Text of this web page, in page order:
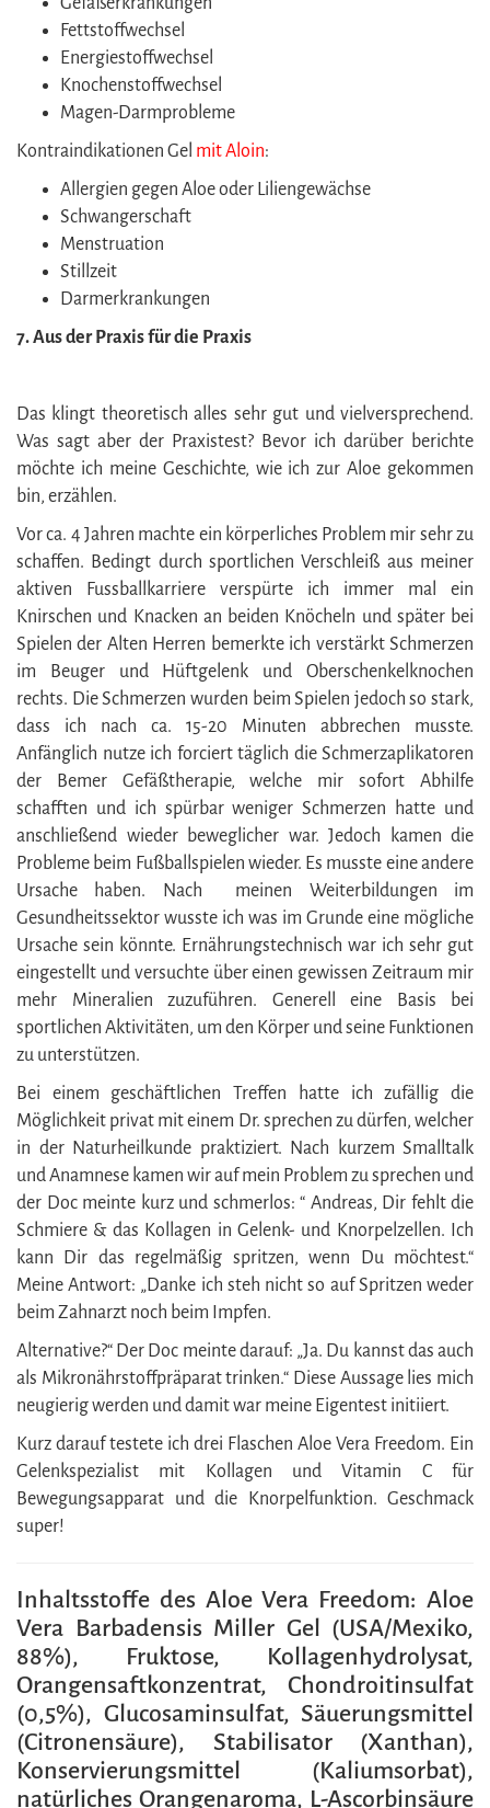
Fettstoffwechsel
Energiestoffwechsel
Knochenstoffwechsel
Magen-Darmprobleme
Kontraindikationen Gel mitAloin:
Allergien gegen Aloe oder Liliengewächse
Schwangerschaft
Menstruation
Stillzeit
Darmerkrankungen
7. Aus der Praxis für die Praxis
Das klingt theoretisch alles sehr gut und vielversprechend.
Was sagt aber der Praxistest? Bevor ich darüber berichte
möchte ich meine Geschichte, wie ich zur Aloe gekommen
bin, erzählen.
Vor ca. 4 Jahren machte ein körperliches Problem mir sehr zu
schaffen. Bedingt durch sportlichen Verschleiß aus meiner
aktiven Fussballkarriere verspürte ich immer mal ein
Knirschen und Knacken an beiden Knöcheln und später bei
Spielen der Alten Herren bemerkte ich verstärkt Schmerzen
im Beuger und Hüftgelenk und Oberschenkelknochen
rechts. Die Schmerzen wurden beim Spielen jedoch so stark,
dass ich nach ca. 15-20 Minuten abbrechen musste.
Anfänglich nutze ich forciert täglich die Schmerzaplikatoren
der Bemer Gefäßtherapie, welche mir sofort Abhilfe
schafften und ich spürbar weniger Schmerzen hatte und
anschließend wieder beweglicher war. Jedoch kamen die
Probleme beim Fußballspielen wieder. Es musste eine andere
Ursache haben. Nach meinen Weiterbildungen im
Gesundheitssektor wusste ich was im Grunde eine mögliche
Ursache sein könnte. Ernährungstechnisch war ich sehr gut
eingestellt und versuchte über einen gewissen Zeitraum mir
mehr Mineralien zuzuführen. Generell eine Basis bei
sportlichen Aktivitäten, um den Körper und seine Funktionen
zu unterstützen.
Bei einem geschäftlichen Treffen hatte ich zufällig die
Möglichkeit privat mit einem Dr. sprechen zu dürfen, welcher
in der Naturheilkunde praktiziert. Nach kurzem Smalltalk
und Anamnese kamen wir auf mein Problem zu sprechen und
der Doc meinte kurz und schmerlos: “ Andreas, Dir fehlt die
Schmiere & das Kollagen in Gelenk- und Knorpelzellen. Ich
kann Dir das regelmäßig spritzen, wenn Du möchtest.“
Meine Antwort: „Danke ich steh nicht so auf Spritzen weder
beim Zahnarzt noch beim Impfen.
Alternative?“ Der Doc meinte darauf: „Ja. Du kannst das auch
als Mikronährstoffpräparat trinken.“ Diese Aussage lies mich
neugierig werden und damit war meine Eigentest initiiert.
Kurz darauf testete ich drei Flaschen Aloe Vera Freedom. Ein
Gelenkspezialist mit Kollagen und Vitamin C für
Bewegungsapparat und die Knorpelfunktion. Geschmack
super!
Inhaltsstoffe des Aloe Vera Freedom: Aloe
Vera Barbadensis Miller Gel (USA/Mexiko,
88%), Fruktose, Kollagenhydrolysat,
Orangensaftkonzentrat, Chondroitinsulfat
(0,5%), Glucosaminsulfat, Säuerungsmittel
(Citronensäure), Stabilisator (Xanthan),
Konservierungsmittel (Kaliumsorbat),
natürliches Orangenaroma, L-Ascorbinsäure